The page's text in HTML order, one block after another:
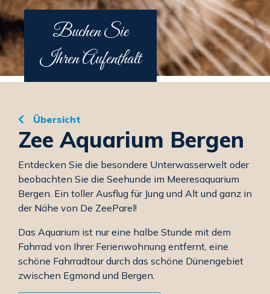
Buchen Sie
Ihren Aufenthalt
Übersicht
Zee Aquarium Bergen
Entdecken Sie die besondere Unterwasserwelt oder
beobachten Sie die Seehunde im Meeresaquarium
Bergen. Ein toller Ausflug für Jung und Alt und ganz in
der Nähe von De ZeeParel!
Das Aquarium ist nur eine halbe Stunde mit dem
Fahrrad von Ihrer Ferienwohnung entfernt, eine
schöne Fahrradtour durch das schöne Dünengebiet
zwischen Egmond und Bergen.